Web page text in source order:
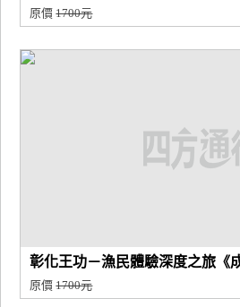
原價1700元
彰化王功－漁民體驗深度之旅《
原價1700元